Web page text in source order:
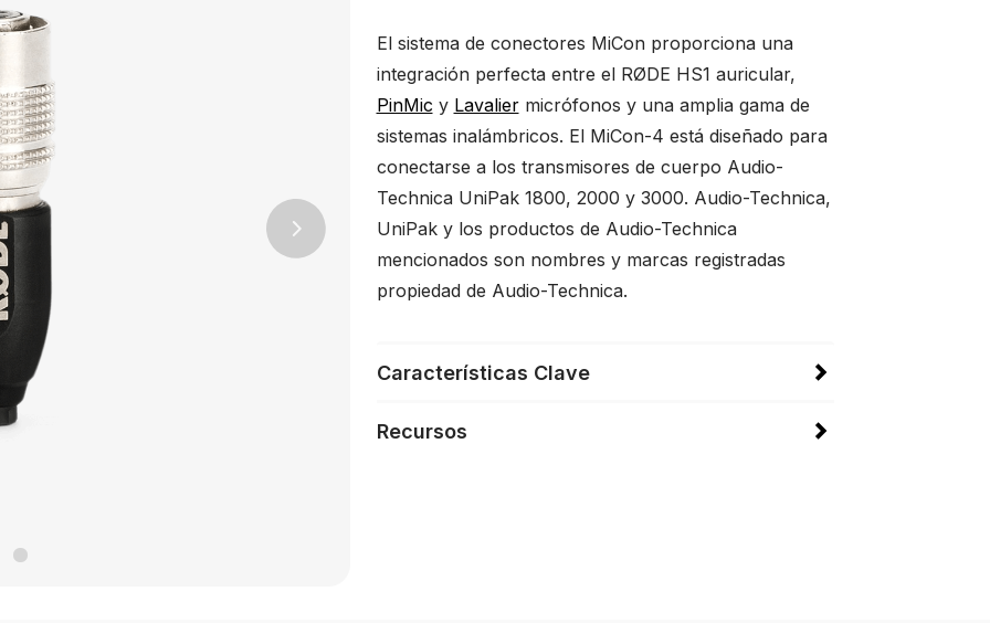
Next
El sistema de conectores MiCon proporciona una
integración perfecta entre el RØDE HS1 auricular,
PinMic y Lavaliermicrófonos y una amplia gama de
sistemas inalámbricos. El MiCon-4 está diseñado para
conectarse a los transmisores de cuerpo Audio-
Technica UniPak 1800, 2000 y 3000. Audio-Technica,
UniPak y los productos de Audio-Technica
mencionados son nombres y marcas registradas
propiedad de Audio-Technica.
Características Clave
Recursos